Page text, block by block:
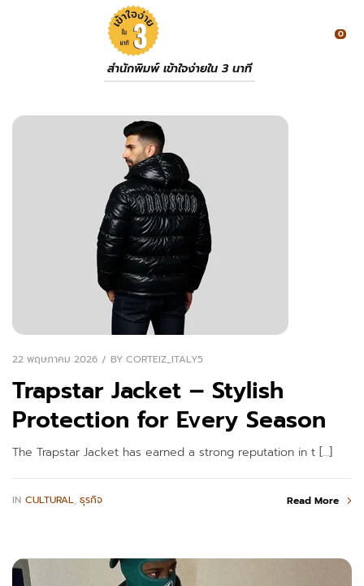
สำนักพิมพ์ เข้าใจง่ายใน 3 นาที
0
22 พฤษภาคม 2026 BY CORTEIZ_ITALY5
Trapstar Jacket – Stylish
Protection for Every Season
The Trapstar Jacket has earned a strong reputation in t […]
IN CULTURAL, ธุรกิจ Read More